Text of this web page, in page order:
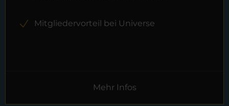
Mitgliedervorteil bei Universe
Mehr Infos